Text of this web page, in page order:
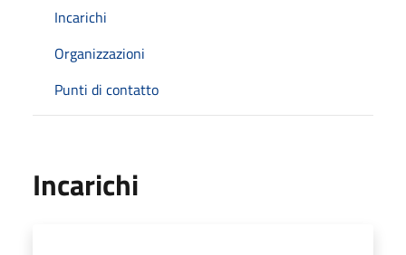
Incarichi
Organizzazioni
Punti di contatto
Incarichi